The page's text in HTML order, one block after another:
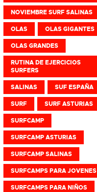
NOVIEMBRE SURF SALINAS
OLAS OLAS GIGANTES
OLAS GRANDES
RUTINA DE EJERCICIOS
SURFERS
SALINAS SUF ESPAÑA
SURF SURF ASTURIAS
SURFCAMP
SURFCAMP ASTURIAS
SURFCAMP SALINAS
SURFCAMPS PARA JOVENES
SURFCAMPS PARA NIÑOS